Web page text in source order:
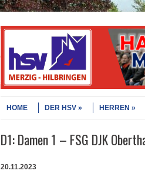
Menu
HOME
DER HSV HERREN
D1: Damen 1 – FSG DJK
20.11.2023